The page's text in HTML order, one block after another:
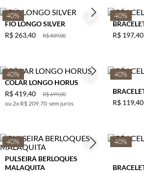
40%
FIO LONGO SILVER
R$439,00
R$ 263,40
40%
R$ 197,40
40%
COLAR LONGO HORUS
R$699,00
R$419,40
2x R$ 209,70 sem juros
40%
R$ 119,40
40%
PULSEIRA BERLOQUES
MALAQUITA
40%